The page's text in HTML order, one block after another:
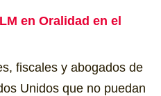
en Oralidad en el
fiscales y abogados de
Unidos que no puedan